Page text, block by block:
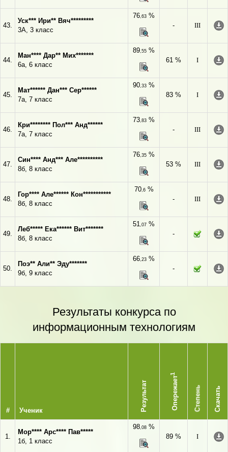
43.
Уск*** Ири** Вяч*********
3А, 3 класс
76,63 %
-
III
44.
Ман**** Дар** Мих*******
6а, 6 класс
89,55 %
61 %
I
45.
Мат****** Дан*** Сер******
7а, 7 класс
90,33 %
83 %
I
46.
Кри******** Пол*** Анд******
7а, 7 класс
73,83 %
-
III
47.
Син**** Анд*** Але**********
8б, 8 класс
76,35 %
53 %
III
48.
Гор**** Але****** Кон***********
8б, 8 класс
70,6%
-
III
49.
Леб***** Ека****** Вит*******
8б, 8 класс
51,07 %
-
50.
Поэ** Али** Эду*******
9б, 9 класс
66,23 %
-
Результаты конкурса по
информационным технологиям
# Ученик Результат Опережает
1
Степень Скачать
1.
Мор**** Арс**** Пав*****
1б, 1 класс
98,08 %
89 %
I